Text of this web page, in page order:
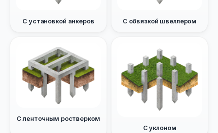
С установкой анкеров С обвязкой швеллером
С ленточным ростверком
С уклоном